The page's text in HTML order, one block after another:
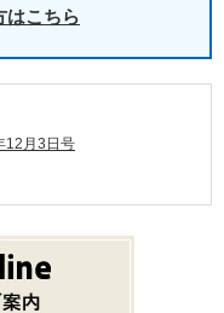
はこちら
12月3日号